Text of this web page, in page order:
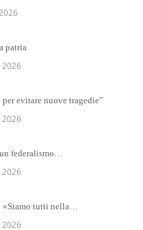
patria
2026
evitare nuove tragedie”
2026
federalismo…
2026
«Siamo tutti nella…
2026